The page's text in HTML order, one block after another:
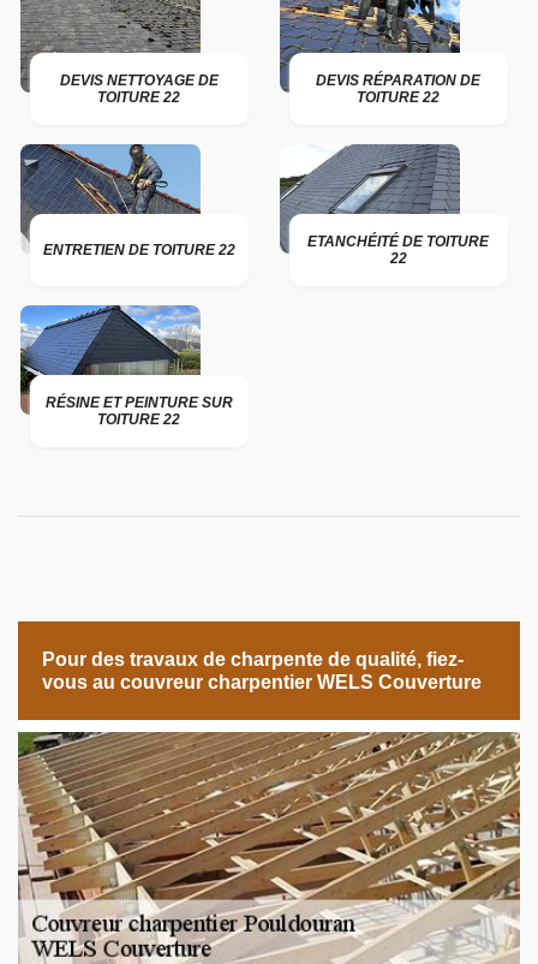
DEVIS NETTOYAGE DE
TOITURE 22
DEVIS RÉPARATION DE
TOITURE 22
ENTRETIEN DE TOITURE 22
ETANCHÉITÉ DE TOITURE
22
RÉSINE ET PEINTURE SUR
TOITURE 22
Pour des travaux de charpente de qualité, fiez-
vous au couvreur charpentier WELS Couverture